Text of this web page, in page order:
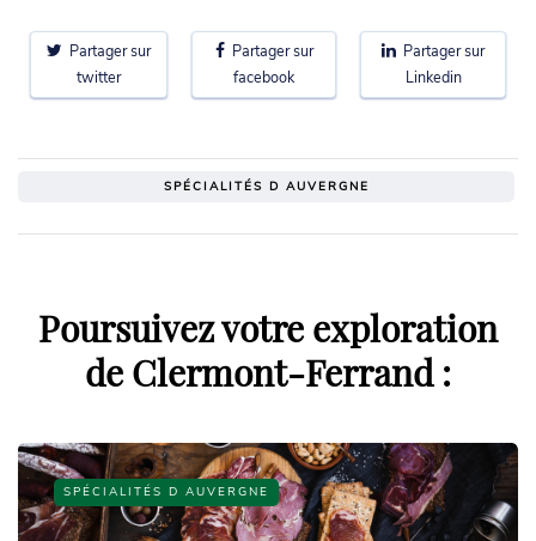
Partager sur
twitter
Partager sur
facebook
Partager sur
Linkedin
SPÉCIALITÉS D AUVERGNE
Poursuivez votre exploration
de Clermont-Ferrand :
SPÉCIALITÉS D AUVERGNE